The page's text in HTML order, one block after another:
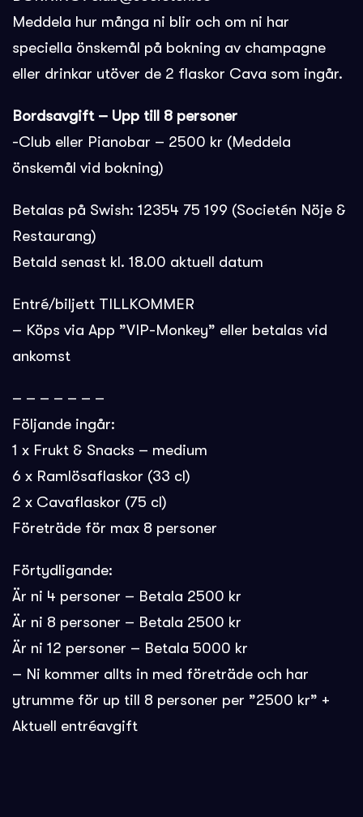
Meddela hur många ni blir och om ni har
speciella önskemål på bokning av champagne
eller drinkar utöver de 2 flaskor Cava som ingår.
Bordsavgift – Upp till 8 personer
-Club eller Pianobar – 2500 kr (Meddela
önskemål vid bokning)
Betalas på Swish: 12354 75 199 (Societén Nöje &
Restaurang)
Betald senast kl. 18.00 aktuell datum
Entré/biljett TILLKOMMER
– Köps via App ”VIP-Monkey” eller betalas vid
ankomst
– – – – – – –
Följande ingår:
1 x Frukt & Snacks – medium
6 x Ramlösaflaskor (33 cl)
2 x Cavaflaskor (75 cl)
Företräde för max 8 personer
Förtydligande:
Är ni 4 personer – Betala 2500 kr
Är ni 8 personer – Betala 2500 kr
Är ni 12 personer – Betala 5000 kr
– Ni kommer allts in med företräde och har
ytrumme för up till 8 personer per ”2500 kr” +
Aktuell entréavgift